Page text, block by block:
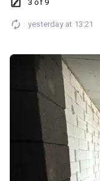
здорожчання Пряма пропозиція від забудовника — без комісії
простора кухня Власна тераса Про ЖК
найкращих житлових
концепцією «місто в
кавярні, салони
клуб, супермаркети
зеленій зоні: поруч
місце для прогулянок
спортивні майданчики. Розглядаєте купівлю в цьому ЖК?
Звертайтесь —
найкращий варіант під
3 of 9
yesterday at 13:21